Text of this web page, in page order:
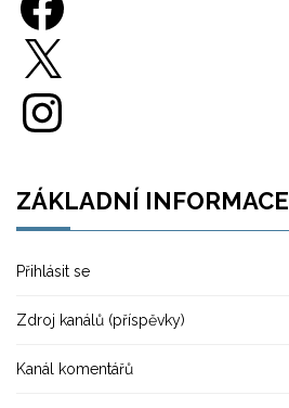
Instagram
ZÁKLADNÍ INFORMACE
Přihlásit se
Zdroj kanálů (příspěvky)
Kanál komentářů